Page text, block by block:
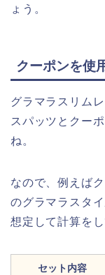
ょう。
クーポンを使
グラマラスリム
スパッツとクー
ね。
なので、例えば
のグラマラスタ
想定して計算をし
セット内容